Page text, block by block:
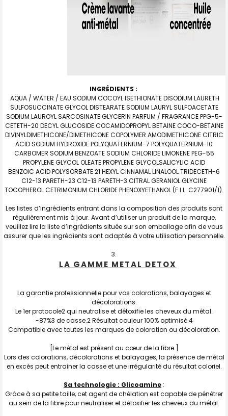
INGRÉDIENTS :
AQUA / WATER / EAU SODIUM COCOYL ISETHIONATE DISODIUM LAURETH
SULFOSUCCINATE GLYCOL DISTEARATE SODIUM LAURYL SULFOACETATE
SODIUM LAUROYL SARCOSINATE GLYCERIN PARFUM / FRAGRANCE PPG-5-
CETETH-20 DECYL GLUCOSIDE COCAMIDOPROPYL BETAINE COCO-BETAINE
DIVINYLDIMETHICONE/DIMETHICONE COPOLYMER AMODIMETHICONE CITRIC
ACID SODIUM HYDROXIDE POLYQUATERNIUM-7 POLYQUATERNIUM-10
CARBOMER SODIUM BENZOATE SODIUM CHLORIDE LIMONENE PEG-55
PROPYLENE GLYCOL OLEATE PROPYLENE GLYCOLSALICYLIC ACID
BENZOIC ACID POLYSORBATE 21 HEXYL CINNAMAL LINALOOL TRIDECETH-6
C12-13 PARETH-23 C12-13 PARETH-3 CITRAL GERANIOL GLYCINE
TOCOPHEROL CETRIMONIUM CHLORIDE PHENOXYETHANOL (F.I.L. C277901/1).
Les listes d’ingrédients entrant dans la composition des produits sont
régulièrement mis à jour. Avant d’utiliser un produit de la marque,
veuillez lire la liste d’ingrédients située sur son emballage afin de vous
assurer que les ingrédients sont adaptés à votre utilisation personnelle.
LA GAMME METAL DETOX
La garantie professionnelle pour vos colorations, balayages et
décolorations.
Le 1er protocole2 qui neutralise et détoxifie les cheveux du métal.
-87%3 de casse.2 Résultat couleur 100% optimisé.4
Compatible avec toutes les marques de coloration ou décoloration.
[Le métal est présent au cœur de la fibre.]
Lors des colorations, décolorations et balayages, la présence de métal
en excès peut entraîner la casse et une irrégularité du résultat coloriel.
Sa technologie : Glicoamine :
Grâce à sa petite taille, cet agent de chélation est capable de pénétrer
au sein de la fibre pour neutraliser et détoxifier les cheveux du métal.